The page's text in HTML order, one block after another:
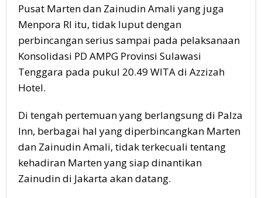
Pusat Marten dan Zainudin Amali yang juga
Menpora RI itu, tidak luput dengan
perbincangan serius sampai pada pelaksanaan
Konsolidasi PD AMPG Provinsi Sulawasi
Tenggara pada pukul 20.49 WITA di Azzizah
Hotel.
Di tengah pertemuan yang berlangsung di Palza
Inn, berbagai hal yang diperbincangkan Marten
dan Zainudin Amali, tidak terkecuali tentang
kehadiran Marten yang siap dinantikan
Zainudin di Jakarta akan datang.